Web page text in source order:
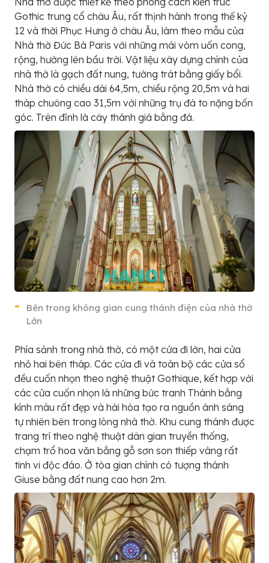
Gothic trung cổ châu Âu, rất thịnh hành trong thế kỷ
12 và thời Phục Hưng ở châu Âu, làm theo mẫu của
Nhà thờ Đức Bà Paris với những mái vòm uốn cong,
rộng, hướng lên bầu trời. Vật liệu xây dựng chính của
nhà thờ là gạch đất nung, tường trát bằng giấy bổi.
Nhà thờ có chiều dài 64,5m, chiều rộng 20,5m và hai
tháp chuông cao 31,5m với những trụ đá to nặng bốn
góc. Trên đỉnh là cây thánh giá bằng đá.
Bên trong không gian cung thánh điện của nhà thờ
Lớn
Phía sảnh trong nhà thờ, có một cửa đi lớn, hai cửa
nhỏ hai bên tháp. Các cửa đi và toàn bộ các cửa sổ
đều cuốn nhọn theo nghệ thuật Gothique, kết hợp với
các cửa cuốn nhọn là những bức tranh Thánh bằng
kính màu rất đẹp và hài hòa tạo ra nguồn ánh sáng
tự nhiên bên trong lòng nhà thờ. Khu cung thánh được
trang trí theo nghệ thuật dân gian truyền thống,
chạm trổ hoa văn bằng gỗ sơn son thiếp vàng rất
tinh vi độc đáo. Ở tòa gian chính có tượng thánh
Giuse bằng đất nung cao hơn 2m.